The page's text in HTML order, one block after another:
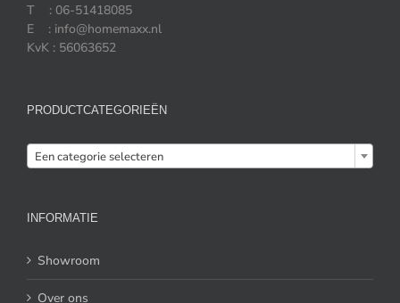
T : 06-51418085
E : info@homemaxx.nl
KvK : 56063652
PRODUCTCATEGORIEËN
Een categorie selecteren
INFORMATIE
Showroom
Over ons